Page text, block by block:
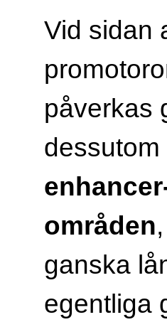
Vid sidan
påverkas
områden
ganska
egentliga